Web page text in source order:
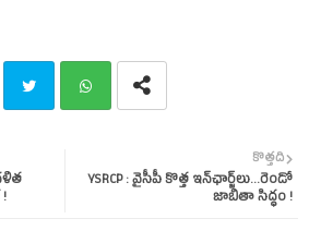
ter tsap
కొత్తది
YSRCP : వైసీపీ కొత్త ఇన్‌ఛార్జ్‌లు...రెండో
జాబితా సిద్ధం !